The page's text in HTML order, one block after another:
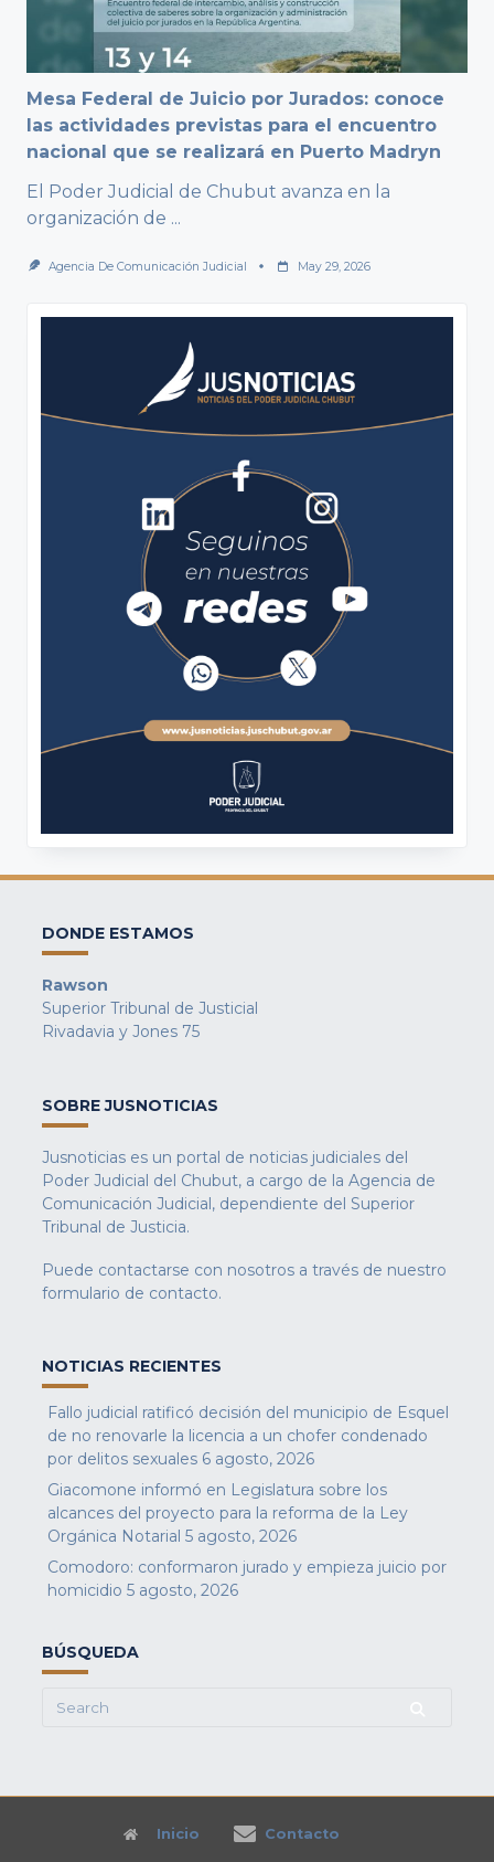
Mesa Federal de Juicio por Jurados: conoce
las actividades previstas para el encuentro
nacional que se realizará en Puerto Madryn
El Poder Judicial de Chubut avanza en la
organización de ...
Agencia De Comunicación Judicial May 29, 2026
DONDE ESTAMOS
Rawson
Superior Tribunal de Justicial
Rivadavia y Jones 75
SOBRE JUSNOTICIAS
Jusnoticias es un portal de noticias judiciales del
Poder Judicial del Chubut, a cargo de la Agencia de
Comunicación Judicial, dependiente del Superior
Tribunal de Justicia.
Puede contactarse con nosotros a través de nuestro
formulario de contacto.
NOTICIAS RECIENTES
Fallo judicial ratificó decisión del municipio de Esquel
de no renovarle la licencia a un chofer condenado
por delitos sexuales 6 agosto, 2026
Giacomone informó en Legislatura sobre los
alcances del proyecto para la reforma de la Ley
Orgánica Notarial 5 agosto, 2026
Comodoro: conformaron jurado y empieza juicio por
homicidio 5 agosto, 2026
BÚSQUEDA
Search
Inicio Contacto